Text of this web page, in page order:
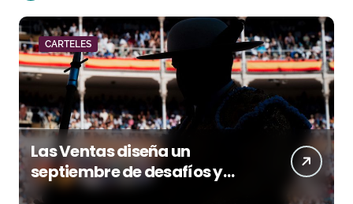
CARTELES
Las Ventas diseña un
septiembre de desafíos y
variedad ganadera